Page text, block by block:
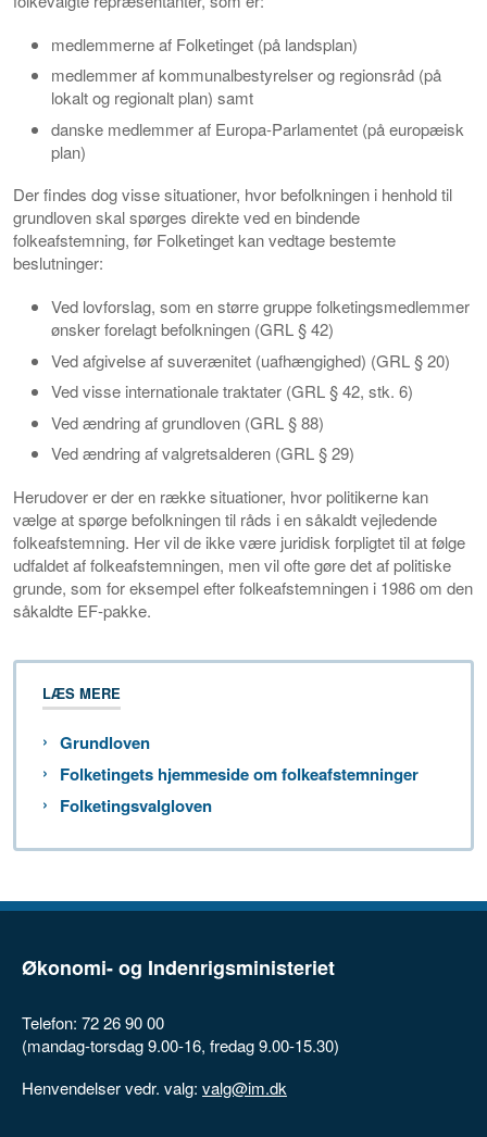
medlemmerne af Folketinget (på landsplan)
medlemmer af kommunalbestyrelser og regionsråd (på
lokalt og regionalt plan) samt
danske medlemmer af Europa-Parlamentet (på europæisk
plan)
Der findes dog visse situationer, hvor befolkningen i henhold til
grundloven skal spørges direkte ved en bindende
folkeafstemning, før Folketinget kan vedtage bestemte
beslutninger:
Ved lovforslag, som en større gruppe folketingsmedlemmer
ønsker forelagt befolkningen (GRL § 42)
Ved afgivelse af suverænitet (uafhængighed) (GRL § 20)
Ved visse internationale traktater (GRL § 42, stk. 6)
Ved ændring af grundloven (GRL § 88)
Ved ændring af valgretsalderen (GRL § 29)
Herudover er der en række situationer, hvor politikerne kan
vælge at spørge befolkningen til råds i en såkaldt vejledende
folkeafstemning. Her vil de ikke være juridisk forpligtet til at følge
udfaldet af folkeafstemningen, men vil ofte gøre det af politiske
grunde, som for eksempel efter folkeafstemningen i 1986 om den
såkaldte EF-pakke.
LÆS MERE
Grundloven
Folketingets hjemmeside om folkeafstemninger
Folketingsvalgloven
Økonomi- og Indenrigsministeriet
Telefon: 72 26 90 00
(mandag-torsdag 9.00-16, fredag 9.00-15.30)
Henvendelser vedr. valg: valg@im.dk